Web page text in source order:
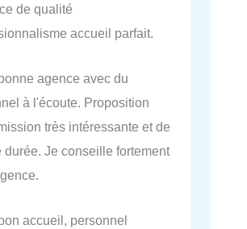
de qualité
accueil parfait.
agence avec du
à l'écoute. Proposition
très intéressante et de
durée. Je conseille fortement
accueil, personnel